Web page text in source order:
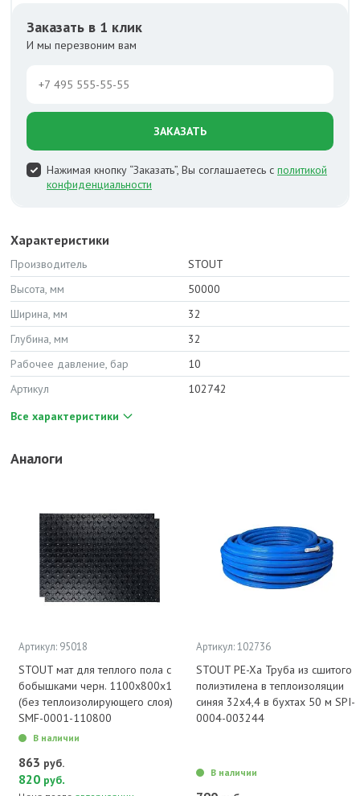
Заказать в 1 клик
И мы перезвоним вам
ЗАКАЗАТЬ
Нажимая кнопку “Заказать”, Вы соглашаетесь с политикой
конфиденциальности
Характеристики
Производитель
STOUT
Высота, мм
50000
Ширина, мм
32
Глубина, мм
32
Рабочее давление, бар
10
Артикул
102742
Все характеристики
Аналоги
Артикул: 95018
STOUT мат для теплого пола с
бобышками черн. 1100х800х1
(без теплоизолирующего слоя)
SMF-0001-110800
В наличии
863 руб.
820 руб.
Артикул: 102736
STOUT PE-Xa Труба из сшитого
полиэтилена в теплоизоляции
синяя 32х4,4 в бухтах 50 м SPI-
0004-003244
В наличии